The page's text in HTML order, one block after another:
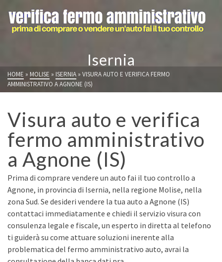
Isernia
HOME » MOLISE » ISERNIA » VISURA AUTO E VERIFICA FERMO
AMMINISTRATIVO A AGNONE (IS)
Visura auto e verifica
fermo amministrativo
a Agnone (IS)
Prima di comprare vendere un auto fai il tuo controllo a
Agnone, in provincia di Isernia, nella regione Molise, nella
zona Sud. Se desideri vendere la tua auto a Agnone (IS)
contattaci immediatamente e chiedi il servizio visura con
consulenza legale e fiscale, un esperto in diretta al telefono
ti guiderà su come attuare soluzioni inerente alla
problematica del fermo amministrativo auto, avrai la